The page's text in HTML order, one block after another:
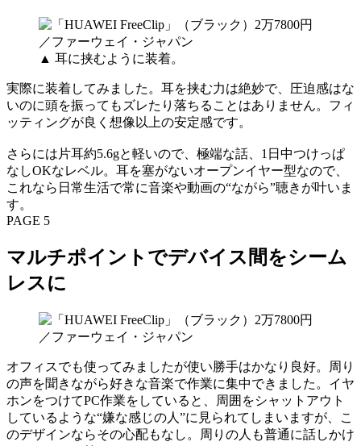
▲ 耳に挟むように装着。
実際に装着してみました。耳を挟む力は絶妙で、圧迫感はな
いのに頭を振ってもズレたり落ちることはありません。フィ
ッティングが良く想像以上の安定感です。
さらには片耳約5.6gと軽いので、極端な話、1日中つけっぱ
なしOKなレベル。耳を塞がないオープンイヤー型なので、
これなら日常生活で常に音楽や動画の“ながら”聴きが叶いま
す。
PAGE 5
マルチポイントでデバイス間をシーム
レスに
オフィスでも使ってみましたが使い勝手はかなり良好。周り
の声を聞きながら好きな音楽で作業に集中できました。イヤ
ホンをつけてPC作業をしていると、周囲をシャットアウト
しているような“嫌な感じの人”に見られてしまいますが、こ
のデザインならその心配もなし。周りの人も普通に話しかけ